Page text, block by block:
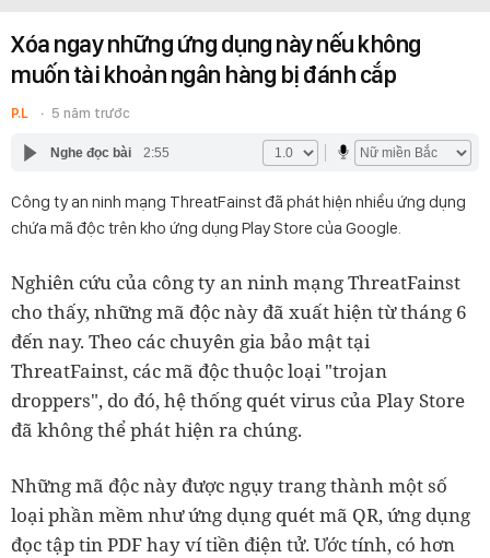
Xóa ngay những ứng dụng này nếu không
muốn tài khoản ngân hàng bị đánh cắp
P.L 5 năm trước
Nghe đọc bài 2:55
Công ty an ninh mạng ThreatFainst đã phát hiện nhiều ứng dụng
chứa mã độc trên kho ứng dụng Play Store của Google.
Nghiên cứu của công ty an ninh mạng ThreatFainst
cho thấy, những mã độc này đã xuất hiện từ tháng 6
đến nay. Theo các chuyên gia bảo mật tại
ThreatFainst, các mã độc thuộc loại "trojan
droppers", do đó, hệ thống quét virus của Play Store
đã không thể phát hiện ra chúng.
Những mã độc này được ngụy trang thành một số
loại phần mềm như ứng dụng quét mã QR, ứng dụng
đọc tập tin PDF hay ví tiền điện tử. Ước tính, có hơn